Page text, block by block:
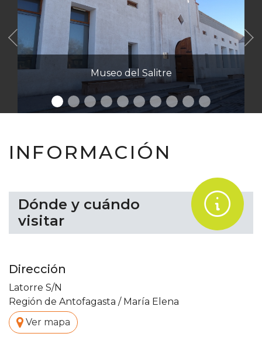
Museo del Salitre
Anterior
INFORMACIÓN
Dónde y cuándo
visitar
.
Dirección
Latorre S/N
Región de Antofagasta / María Elena
. Ver mapa